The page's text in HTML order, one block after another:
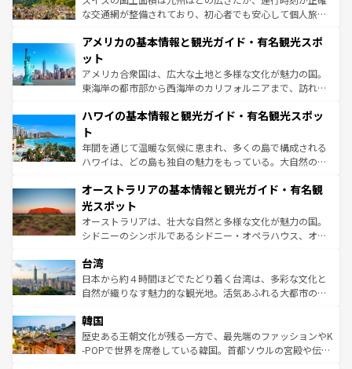
戦など、本場だからこそできる体験も豊富。イギリスを旅
ンツ一覧を参照してほしい。
な交通網が整備されており、初心者でも安心して個人旅行
の建物がそのまま残る町や、スイスならではのユニークな
博物館もあり、アルプス観光だけでなく町歩きも満喫する
ことができる。国民の所得が高いため物価も高いが、旅行
者向けの交通パス提供のサービスもあり、うまく活用すれ
着のスイス情報はコンテンツ一覧を参照してほしい。
アメリカの基本情報と観光ガイド・有名観光スポ
ット
アメリカ合衆国は、広大な土地と多様な文化が魅力の国。
東海岸の都市部から西海岸のカリフォルニアまで、訪れる
のような巨大都市は、観光、ショッピング、エンターテイ
ンメントが詰まった刺激的なスポットだ。一方、アメリカ
西部には大自然が広がり、グランドキャニオンやイエロー
ストーン国立公園といった絶景が堪能できる。さらに、南
文化が魅力。旅行者はアメリカの各地域で異なる魅力を楽
しみながら、その多様性と豊かな歴史を感じることができ
るだろう。車でのロードトリップや列車の旅も、アメリカ
ならではの贅沢な旅のスタイルだ。 なお、新着のアメリカ
情報は コンテンツ一覧 を参照してほしい。
ハワイの基本情報と観光ガイド・有名観光スポッ
ト
年間を通じて温暖な気候に恵まれ、多くの島で構成される
ハワイは、どの島も独自の魅力をもっている。大自然の神
ワイ島は見逃せない。また、定番の観光地といえばオアフ
島だが、静かな自然を求めるならマウイ島やカウアイ島が
おすすめ。エメラルドグリーンに輝く海をはじめ、豊かな
文化や歴史が息づいている。「アロハスピリット」と呼ば
人々、おいしいローカルフードやハワイアンミュージッ
ク、伝統的なフラダンスなど、すべてがハワイの魅力を彩
っている。訪れるたびに新しい発見と感動が待っているハ
はコンテンツ一覧
オーストラリアの基本情報と観光ガイド・有名観
光スポット
オーストラリアは、壮大な自然と多様な文化が魅力の国。
シドニーのシンボルであるシドニー・オペラハウス、オー
リアリーフや大陸中央部にそびえるウルル（エアーズロッ
ク）、タスマニアの美しい原生林やケアンズの熱帯雨林な
ど、見どころがたくさん。また、カフェやワイン、オージ
いる。アクティビティも充実しており、サーフィンやダイ
ビング、ハイキングなど、アウトドア好きにはたまらな
い。オーストラリアの多彩な魅力を存分に味わいつくそ
台湾
日本から約４時間ほどでたどり着く台湾は、多彩な文化と
自然が織りなす魅力的な観光地。活気あふれる大都市の台
ン）、静ひつな山岳地帯である台湾東部など、都市の喧騒
と山間の静けさが共存しており、訪れる人に新しい発見と
驚きをもたらしてくれる。また、奥深い台湾の食文化も魅
韓国
歴史ある王朝文化が残る一方で、最先端のファッションやK
-POPで世界を席巻している韓国。首都ソウルの宮殿や伝統